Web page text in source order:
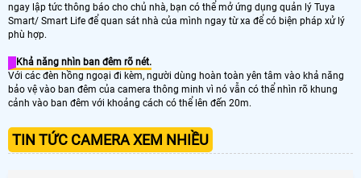
ngay lập tức thông báo cho chủ nhà, bạn có thể mở ứng dụng quản lý Tuya
Smart/ Smart Life để quan sát nhà của mình ngay từ xa để có biện pháp xử lý
phù hợp.
Khả năng nhìn ban đêm rõ nét.
Với các đèn hồng ngoại đi kèm, người dùng hoàn toàn yên tâm vào khả năng
bảo vệ vào ban đêm của camera thông minh vì nó vẫn có thể nhìn rõ khung
cảnh vào ban đêm với khoảng cách có thể lên đến 20m.
TIN TỨC CAMERA XEM NHIỀU